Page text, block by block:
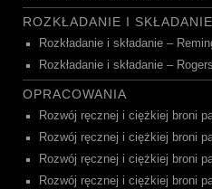
ROZKŁADANIE I SKŁADANIE
Rozkładanie i składanie –
Rozkładanie i składanie –
OPRACOWANIA
Rozwój ręcznej i ciężkiej broni
Rozwój ręcznej i ciężkiej broni
Rozwój ręcznej i ciężkiej broni
Rozwój ręcznej i ciężkiej broni